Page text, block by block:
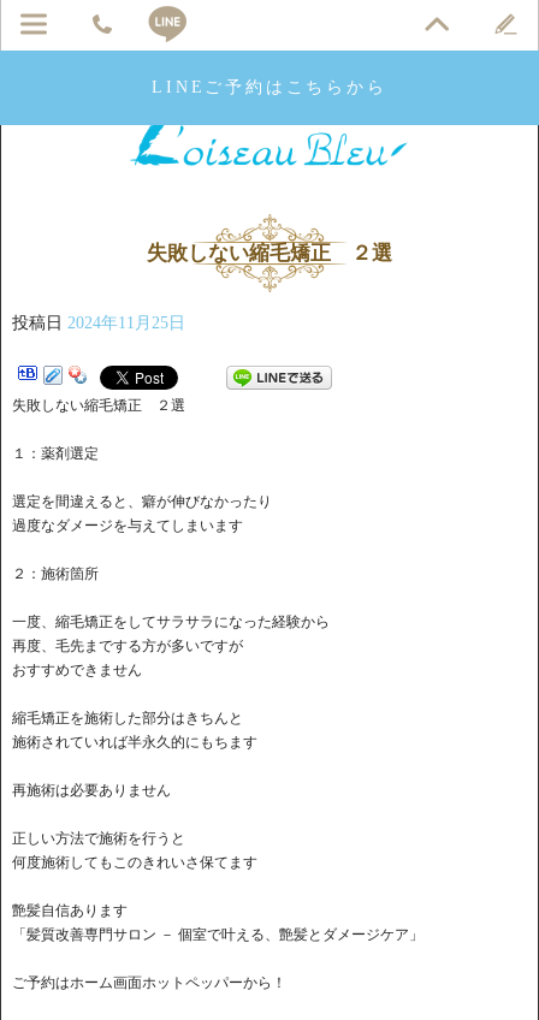
LINEご予約はこちらから
失敗しない縮毛矯正 ２選
投稿日 2024年11月25日
失敗しない縮毛矯正 ２選
１：薬剤選定
選定を間違えると、癖が伸びなかったり
過度なダメージを与えてしまいます
２：施術箇所
一度、縮毛矯正をしてサラサラになった経験から
再度、毛先までする方が多いですが
おすすめできません
縮毛矯正を施術した部分はきちんと
施術されていれば半永久的にもちます
再施術は必要ありません
正しい方法で施術を行うと
何度施術してもこのきれいさ保てます
艶髪自信あります
「髪質改善専門サロン － 個室で叶える、艶髪とダメージケア」
ご予約はホーム画面ホットペッパーから！